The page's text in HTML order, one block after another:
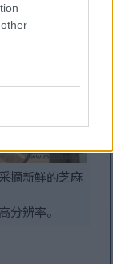
摘新鲜的芝麻
分辨率。